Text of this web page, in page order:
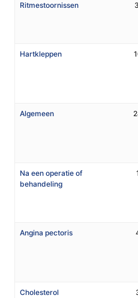
Ritmestoornissen
Hartkleppen
Algemeen
Na een operatie of
behandeling
Angina pectoris
Cholesterol